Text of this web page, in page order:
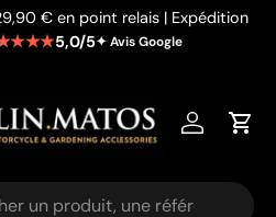
€ en point relais | Expédition
5,0/5✦ Avis Google
Se